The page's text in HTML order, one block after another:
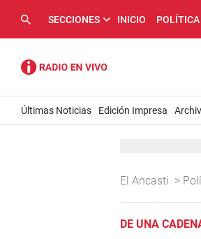
SECCIONES INICIO
Últimas Noticias Edición Impresa
El Ancasti >
DE UNA